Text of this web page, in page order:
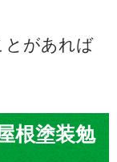
とがあれば
根塗装勉